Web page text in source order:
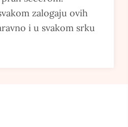
zalogaju ovih
i u svakom srku